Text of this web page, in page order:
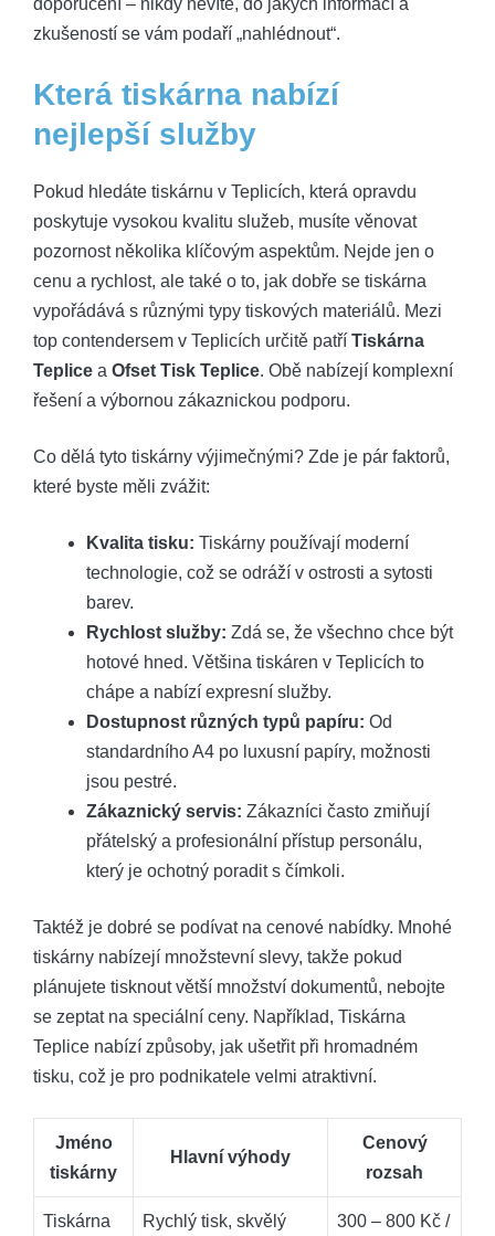
doporučení – nikdy nevíte, do jakých informací a
zkušeností se vám podaří „nahlédnout“.
Která tiskárna nabízí
nejlepší služby
Pokud hledáte tiskárnu v Teplicích, která opravdu
poskytuje vysokou kvalitu služeb, musíte věnovat
pozornost několika klíčovým aspektům. Nejde jen o
cenu a rychlost, ale také o to, jak dobře se tiskárna
vypořádává s různými typy tiskových materiálů. Mezi
top contendersem v Teplicích určitě patří Tiskárna
Teplice a Ofset Tisk Teplice. Obě nabízejí komplexní
řešení a výbornou zákaznickou podporu.
Co dělá tyto tiskárny výjimečnými? Zde je pár faktorů,
které byste měli zvážit:
Kvalita tisku: Tiskárny používají moderní
technologie, což se odráží v ostrosti a sytosti
barev.
Rychlost služby: Zdá se, že všechno chce být
hotové hned. Většina tiskáren v Teplicích to
chápe a nabízí expresní služby.
Dostupnost různých typů papíru: Od
standardního A4 po luxusní papíry, možnosti
jsou pestré.
Zákaznický servis: Zákazníci často zmiňují
přátelský a profesionální přístup personálu,
který je ochotný poradit s čímkoli.
Taktéž je dobré se podívat na cenové nabídky. Mnohé
tiskárny nabízejí množstevní slevy, takže pokud
plánujete tisknout větší množství dokumentů, nebojte
se zeptat na speciální ceny. Například, Tiskárna
Teplice nabízí způsoby, jak ušetřit při hromadném
tisku, což je pro podnikatele velmi atraktivní.
Jméno
tiskárny
Hlavní výhody
Cenový
rozsah
Tiskárna
Rychlý tisk, skvělý
300 – 800 Kč /